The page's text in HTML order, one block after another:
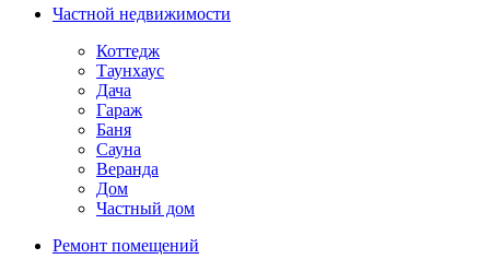
Частной недвижимости
Коттедж
Таунхаус
Дача
Гараж
Баня
Сауна
Веранда
Дом
Частный дом
Ремонт помещений